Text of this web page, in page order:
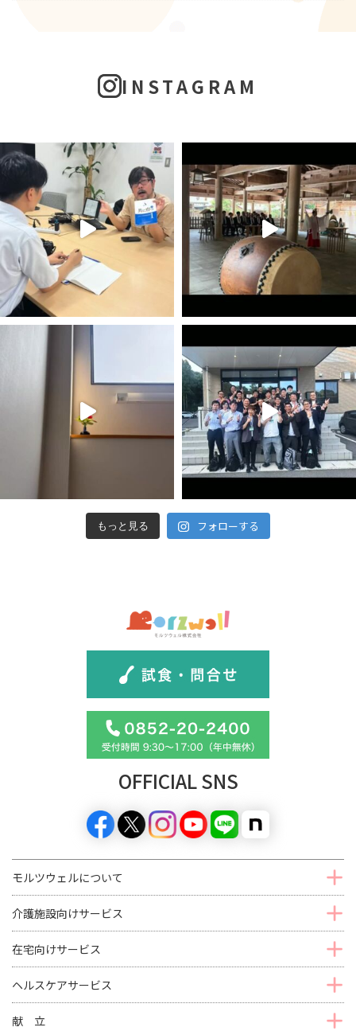
INSTAGRAM
もっと見る フォローする
OFFICIAL SNS
モルツウェルについて
介護施設向けサービス
在宅向けサービス
ヘルスケアサービス
献 立